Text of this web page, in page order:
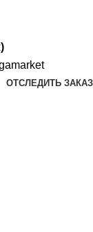
ОТСЛЕДИТЬ ЗАКАЗ